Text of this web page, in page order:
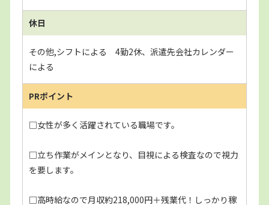
休日
その他,シフトによる 4勤2休、派遣先会社カレンダー
による
PRポイント
□女性が多く活躍されている職場です。
□立ち作業がメインとなり、目視による検査なので視力
を要します。
□高時給なので月収約218,000円＋残業代！しっかり稼